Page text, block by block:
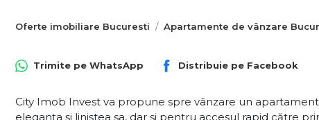
Oferte imobiliare Bucuresti Apartamente de vânzare
Trimite pe WhatsApp Distribuie pe Facebook
City Imob Invest va propune spre vânzare un
eleganța și liniștea sa, dar și pentru accesul rapid către